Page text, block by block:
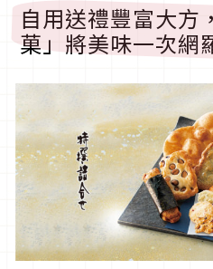
自用送禮豐富大方
菓」將美味一次網